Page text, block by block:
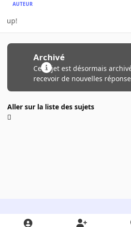
AUTEUR
up!
Archivé
Ce sujet est désormais
recevoir de nouvelles
Aller sur la liste des sujets